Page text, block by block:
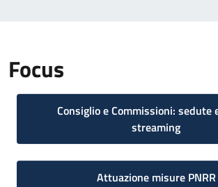
Focus
Consiglio e Commissioni: sedute
streaming
Attuazione misure PNRR